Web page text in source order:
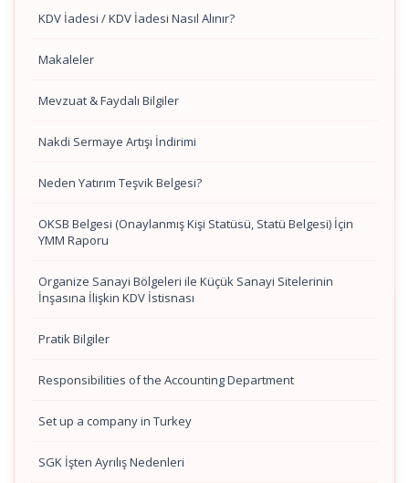
KDV İadesi / KDV İadesi Nasıl Alınır?
Makaleler
Mevzuat & Faydalı Bilgiler
Nakdi Sermaye Artışı İndirimi
Neden Yatırım Teşvik Belgesi?
OKSB Belgesi (Onaylanmış Kişi Statüsü, Statü Belgesi) İçin
YMM Raporu
Organize Sanayi Bölgeleri ile Küçük Sanayi Sitelerinin
İnşasına İlişkin KDV İstisnası
Pratik Bilgiler
Responsibilities of the Accounting Department
Set up a company in Turkey
SGK İşten Ayrılış Nedenleri